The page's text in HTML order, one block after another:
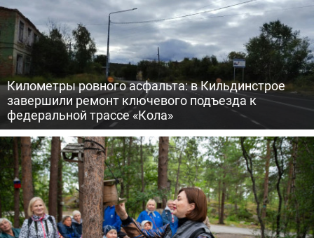
Километры ровного асфальта: в Кильдинстрое
завершили ремонт ключевого подъезда к
федеральной трассе «Кола»